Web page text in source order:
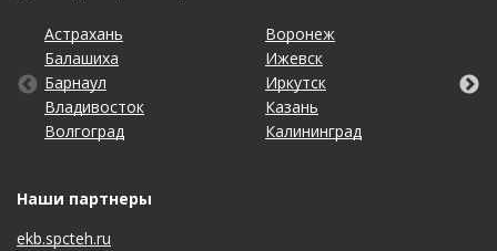
Астрахань
Балашиха
Барнаул
Владивосток
Волгоград
Воронеж
Ижевск
Иркутск
Казань
Калининград
Кемерово
Киров
Краснодар
Красноярск
Липецк
Махачкала
Москва
Набережные Челны
Нижний Новгород
Новосибирск
Омск
Оренбург
Пенза
Пермь
Ростов-на-Дону
Рязань
Самара
Санкт-Петербург
Саратов
Ставрополь
Тольятти
Томск
Тула
Тюмень
Ульяновск
Уфа
Хабаровск
Чебоксары
Челябинск
Ярославль
Наши партнеры
ekb.spcteh.ru